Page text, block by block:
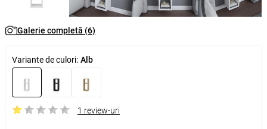
Galerie completă (6)
Variante de culori: Alb
1 review-uri